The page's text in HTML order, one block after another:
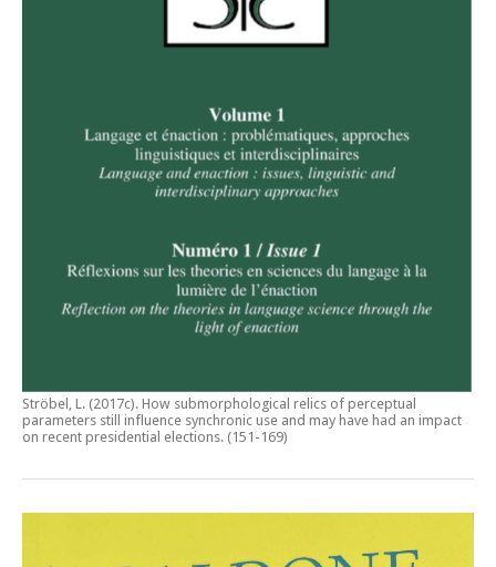
Ströbel, L. (2017c). How submorphological relics of perceptual
parameters still influence synchronic use and may have had an impact
on recent presidential elections. (151-169)